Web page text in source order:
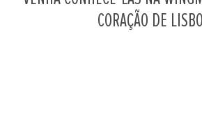
CORAÇÃO DE